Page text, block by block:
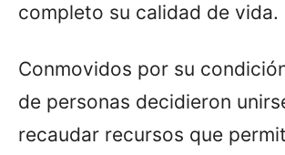
completo su calidad de vida.
Conmovidos por su
de personas decidieron
recaudar recursos que